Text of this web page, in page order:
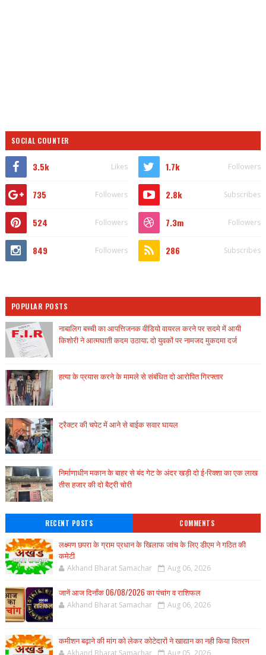
SOCIAL COUNTER
3.5k Likes 1.7k Followers
735 Followers 2.8k Subscribes
524 Followers 7.3m Followers
849 Followers 286 Subscribes
POPULAR POSTS
नाबालिग बच्ची का आपत्तिजनक वीडियो वायरल करने पर सदमे में आयी
किशोरी ने आत्मघाती कदम उठाया; दो युवकों पर नामजद मुकदमा दर्ज
हत्या के प्रयास करने के मामले से संबंधित दो आरोपित गिरफ्तार
ट्रैक्टर की चपेट में आने से बाईक सवार घायल
निर्माणाधीन मकान के बाहर से बंद गेट के अंदर खड़ी दो ई-रिक्शा का एक लाख
तीस हजार की दो बैट्री चोरी
RECENT POSTS COMMENTS
लक्ष्मण छपरा के ग्राम प्रधान के खिलाफ जांच के लिए डीएम ने गठित की
कमेटी
Akhand Bharat Samachar Aug 06, 2026
जानें आज दिनाँक 06/08/2026 का पंचांग व राशिफल
Akhand Bharat Samachar Aug 06, 2026
कमीशन बढ़ाने की मांग को लेकर कोटेदारों ने खाद्यान का नही किया वितरण
Akhand Bharat Samachar Aug 05, 2026